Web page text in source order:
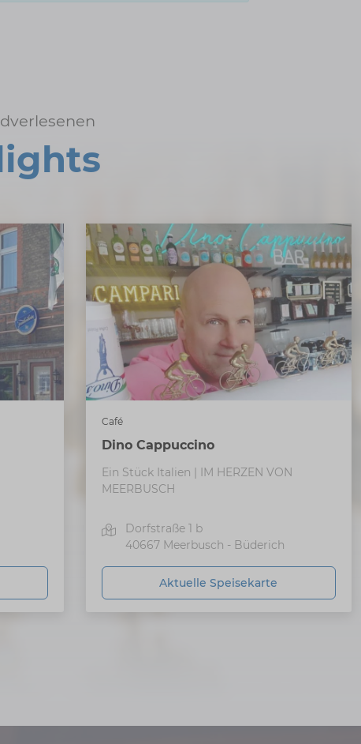
Café
Dino Cappuccino
Ein Stück Italien | IM HERZEN VON
MEERBUSCH
Dorfstraße 1 b
40667 Meerbusch - Büderich
Aktuelle Speisekarte